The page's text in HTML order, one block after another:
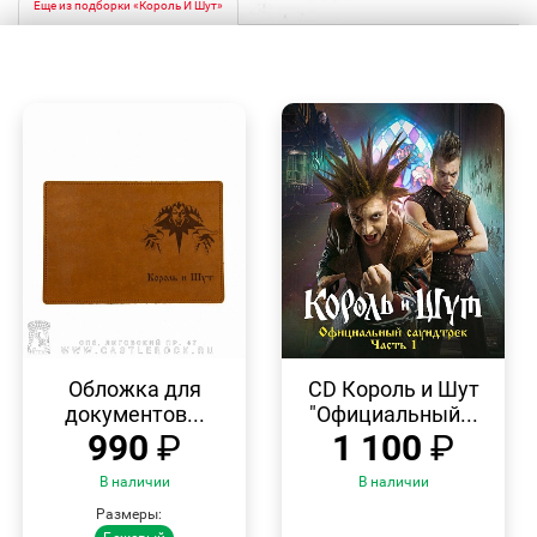
Еще из подборки «Король И Шут»
Обложка для
документов...
990 ₽
В наличии
Размеры:
ПРОСМОТР
CD Король и Шут
"Официальный...
1 100 ₽
В наличии